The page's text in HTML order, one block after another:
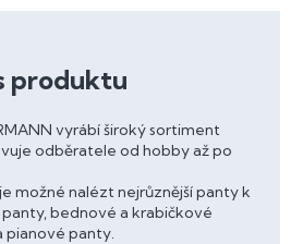
produktu
vyrábí široký sortiment
odběratele od hobby až po
možné nalézt nejrůznější panty k
bednové a krabičkové
pianové panty.